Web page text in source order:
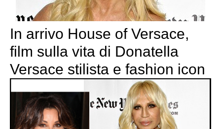
In arrivo House of Versace,
film sulla vita di Donatella
Versace stilista e fashion icon